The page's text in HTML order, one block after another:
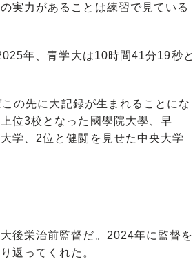
実力があることは練習で見ている
年、青学大は10時間41分19秒と
の先に大記録が生まれることにな
位3校となった國學院大學、早
学、2位と健闘を見せた中央大学
後栄治前監督だ。2024年に監督を
返ってくれた。